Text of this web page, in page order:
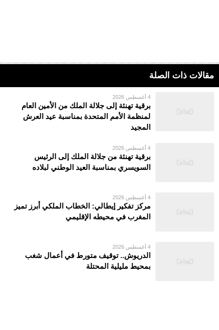
مقالات ذات الصلة
4 أغسطس 2026
برقية تهنئة إلى جلالة الملك من الأمين العام
لمنظمة الأمم المتحدة بمناسبة عيد العرش
المجيد
4 أغسطس 2026
برقية تهنئة من جلالة الملك إلى الرئيس
السويسري بمناسبة العيد الوطني لبلاده
4 أغسطس 2026
مركز تفكير إيطالي: الخطاب الملكي أبرز تميز
المغرب في محيطه الإقليمي
4 أغسطس 2026
الدريوش.. توقيف متورط في أعمال شغب
بمحيط مليلية المحتلة